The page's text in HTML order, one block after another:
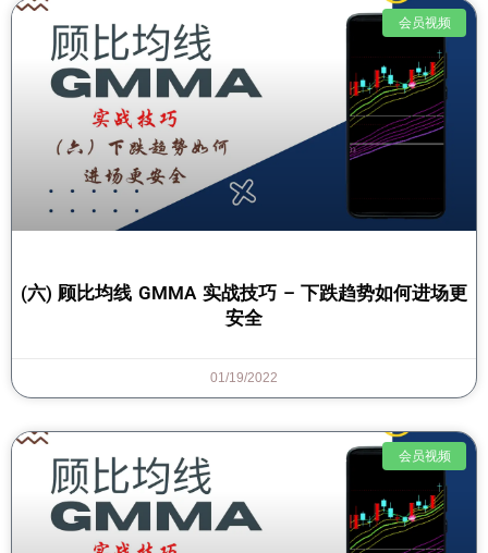
会员视频
(六) 顾比均线 GMMA 实战技巧 – 下跌趋势如何进场更
安全
01/19/2022
会员视频